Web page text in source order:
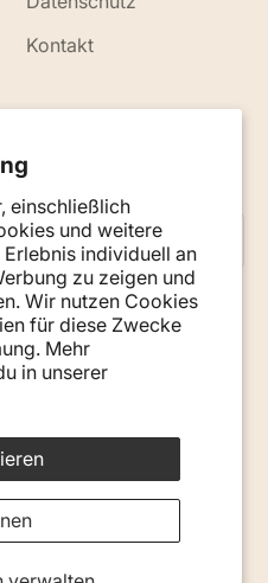
einschließlich
und weitere
individuell an
zu zeigen und
Wir nutzen Cookies
für diese Zwecke
Mehr
in unserer
Kontakt
Tipps per E-Mail
Ecommerce Pot